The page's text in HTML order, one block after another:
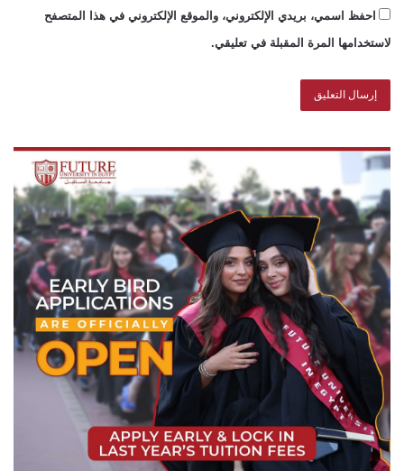
احفظ اسمي، بريدي الإلكتروني، والموقع الإلكتروني في هذا المتصفح
لاستخدامها المرة المقبلة في تعليقي.